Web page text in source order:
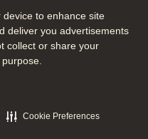
to enhance site
deliver you advertisements
collect or share your
Cookie Preferences
oficiales de Everpure
derechos reservados.
Legal
Centro de confianza